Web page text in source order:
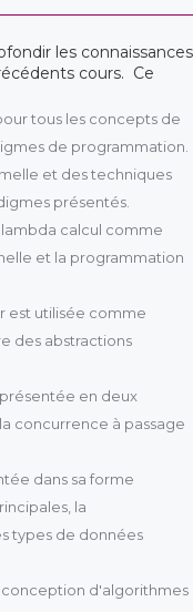
les connaissances
cours. Ce
tous les concepts de
de programmation.
et des techniques
présentés.
calcul comme
et la programmation
est utilisée comme
des abstractions
en deux
concurrence à passage
dans sa forme
la
types de données
d'algorithmes